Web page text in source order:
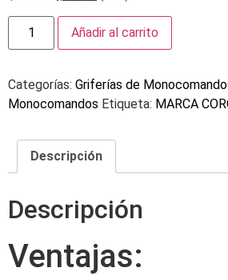
Añadir al carrito
Categorías: Griferías de
Monocomandos Etiqueta: MARCA
Descripción
Descripción
Ventajas: